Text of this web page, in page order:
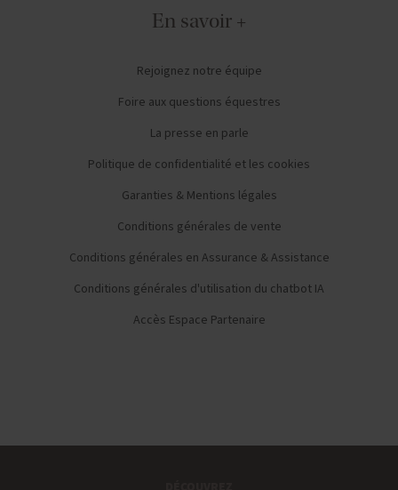
En savoir +
Rejoignez notre équipe
Foire aux questions équestres
La presse en parle
Politique de confidentialité et les cookies
Garanties & Mentions légales
Conditions générales de vente
Conditions générales en Assurance & Assistance
Conditions générales d'utilisation du chatbot IA
Accès Espace Partenaire